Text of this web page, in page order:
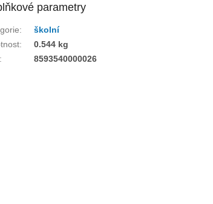
parametry
:
školní
:
0.544 kg
: 8593540000026